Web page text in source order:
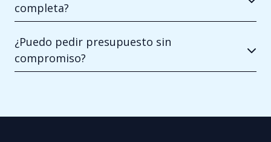
completa?
¿Puedo pedir presupuesto sin
compromiso?